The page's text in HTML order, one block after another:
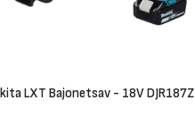
LXT Bajonetsav - 18V DJR187Z